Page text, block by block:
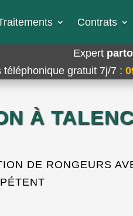
Contrats
Expert
téléphonique gratuit 7j/7 :
À
DE RONGEURS